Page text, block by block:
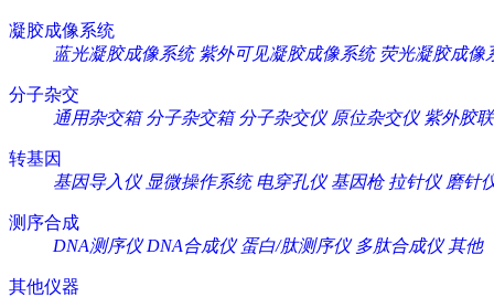
凝胶成像系统
蓝光凝胶成像系统 紫外可见凝胶成像系统 荧光凝胶成像
分子杂交
通用杂交箱 分子杂交箱 分子杂交仪 原位杂交仪 紫外胶
转基因
基因导入仪 显微操作系统 电穿孔仪 基因枪 拉针仪 磨针
测序合成
DNA测序仪 DNA合成仪 蛋白/肽测序仪 多肽合成仪 其他
其他仪器